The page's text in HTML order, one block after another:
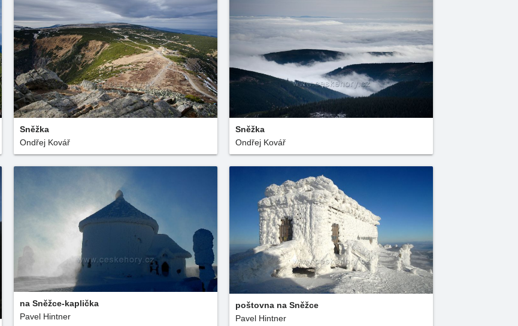
Sněžka
Ondřej Kovář
Sněžka
Ondřej Kovář
poštovna na Sněžce
Pavel Hintner
na Sněžce-kaplička
Pavel Hintner